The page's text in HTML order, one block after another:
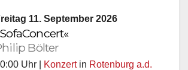
11. September 2026
Bölter
Uhr | Konzertin Rotenburg a.d.